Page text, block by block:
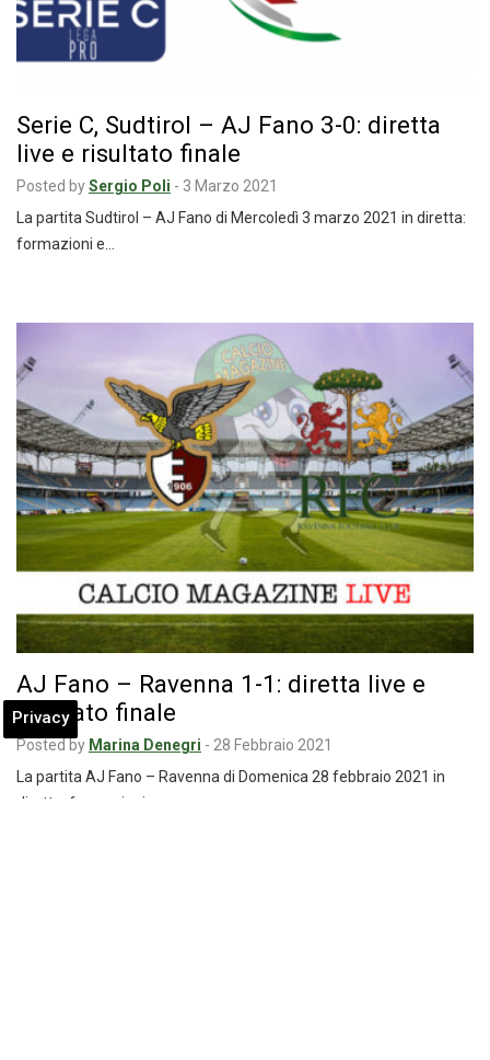
Serie C, Sudtirol – AJ Fano 3-0: diretta
live e risultato finale
Posted bySergio Poli - 3 Marzo 2021
La partita Sudtirol – AJ Fano di Mercoledì 3 marzo 2021 in diretta:
formazioni e…
AJ Fano – Ravenna 1-1: diretta live e
risultato finale
Posted by Marina Denegri - 28 Febbraio 2021
La partita AJ Fano – Ravenna di Domenica 28 febbraio 2021 in
diretta: formazioni e…
Privacy